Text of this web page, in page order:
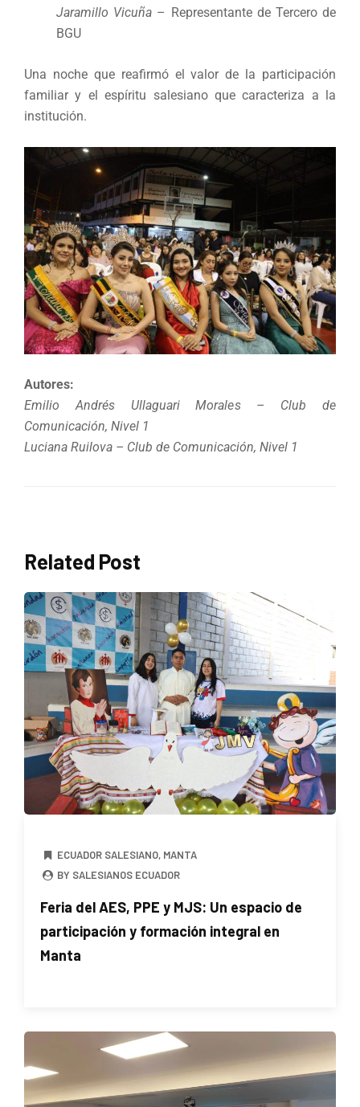
Jaramillo Vicuña – Representante de Tercero de
BGU
Una noche que reafirmó el valor de la participación
familiar y el espíritu salesiano que caracteriza a la
institución.
Autores:
Emilio Andrés Ullaguari Morales – Club de
Comunicación, Nivel 1
Luciana Ruilova – Club de Comunicación, Nivel 1
Related Post
ECUADOR SALESIANO, MANTA
BY SALESIANOS ECUADOR
Feria del AES, PPE y MJS: Un espacio de
participación y formación integral en
Manta